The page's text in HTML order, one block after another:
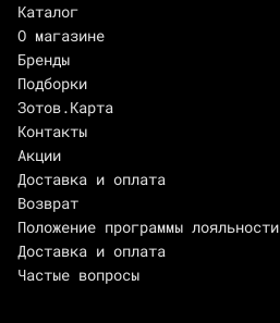
Каталог
О магазине
Бренды
Подборки
Зотов.Карта
Контакты
Акции
Доставка и оплата
Возврат
Положение программы лояльности
Доставка и оплата
Частые вопросы